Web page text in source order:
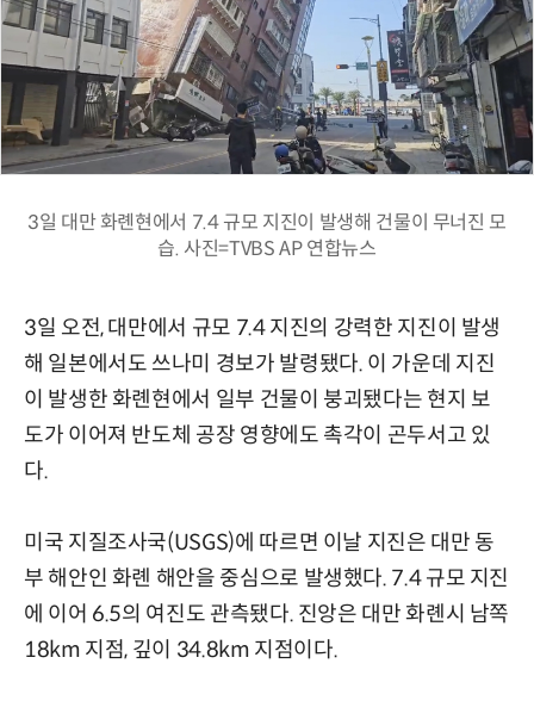
3일 대만 화롄현에서 7.4 규모 지진이 발생해 건물이 무너진 모
습. 사진=TVBS AP 연합뉴스
3일 오전, 대만에서 규모 7.4 지진의 강력한 지진이 발생
해 일본에서도 쓰나미 경보가 발령됐다. 이 가운데 지진
이 발생한 화롄현에서 일부 건물이 붕괴됐다는 현지 보
도가 이어져 반도체 공장 영향에도 촉각이 곤두서고 있
다.
미국 지질조사국(USGS)에 따르면 이날 지진은 대만 동
부 해안인 화롄 해안을 중심으로 발생했다. 7.4 규모 지진
에 이어 6.5의 여진도 관측됐다. 진앙은 대만 화롄시 남쪽
18km 지점, 깊이 34.8km 지점이다.